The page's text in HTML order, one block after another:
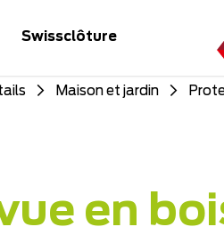
Swissclôture
Maison et jardin
en